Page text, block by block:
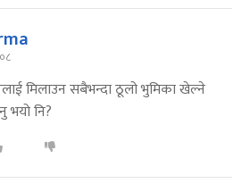
मिलाउन सबैभन्दा ठूलो भुमिका खेल्ने
भयो नि?